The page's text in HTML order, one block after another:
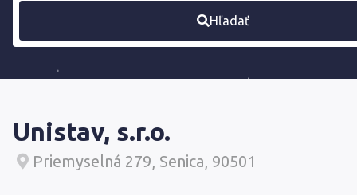
Hľadať
Unistav, s.r.o.
Priemyselná 279, Senica, 90501